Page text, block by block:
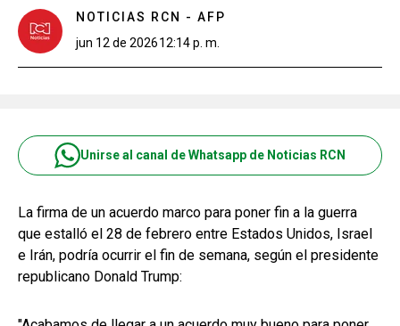
NOTICIAS RCN - AFP
jun 12 de 202612:14 p. m.
Unirse al canal de Whatsapp de Noticias RCN
La firma de un acuerdo marco para poner fin a la guerra
que estalló el 28 de febrero entre Estados Unidos, Israel
e Irán, podría ocurrir el fin de semana, según el presidente
republicano Donald Trump: